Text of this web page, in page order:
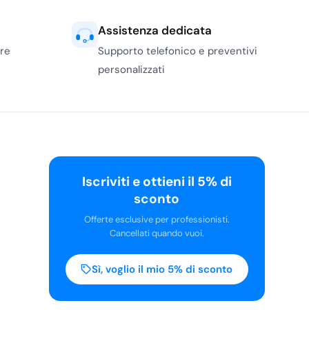
Assistenza dedicata
Supporto telefonico e preventivi
personalizzati
Iscriviti e ottieni il 5% di
sconto
Offerte esclusive per professionisti.
Cancellati quando vuoi.
Sì, voglio il mio 5% di sconto